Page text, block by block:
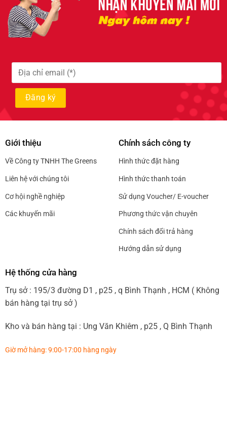
Giới thiệu
Về Công ty TNHH The Greens
Liên hệ với chúng tôi
Cơ hội nghề nghiệp
Các khuyến mãi
Chính sách công ty
Hình thức đặt hàng
Hình thức thanh toán
Sử dụng Voucher/ E-voucher
Phương thức vận chuyên
Chính sách đổi trả hàng
Hướng dẫn sử dụng
Hệ thống cửa hàng
Trụ sở : 195/3 đường D1 , p25 , q Bình Thạnh , HCM ( Không
bán hàng tại trụ sở )
Kho và bán hàng tại : Ung Văn Khiêm , p25 , Q Bình Thạnh
Giờ mở hàng: 9:00-17:00 hàng ngày